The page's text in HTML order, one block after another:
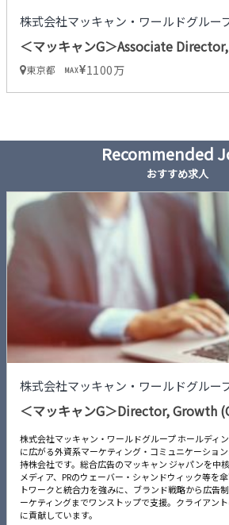
株式会社マッキャン・ワールドグルー
＜マッキャンG＞Associate
東京都 MAX 1100万
Recommended
おすすめ求人
株式会社マッキャン・ワールドグルー
＜マッキャンG＞Director, Growth
株式会社マッキャン・ワールドグループ ホールディ
に広がる外資系マーケティング・コミュニケーショ
持株会社です。総合広告のマッキャン ジャパンを中
メディア、PRのウェーバー・シャンドウィック等を
トワークと統合力を強みに、ブランド戦略から広告
ーケティングまでワンストップで支援。クライアン
に貢献しています。